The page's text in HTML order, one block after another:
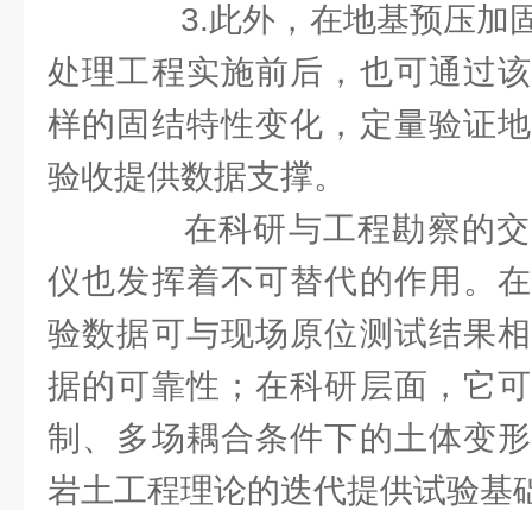
3.此外，在地基预压加
处理工程实施前后，也可通过
样的固结特性变化，定量验证
验收提供数据支撑。
在科研与工程勘察的交
仪也发挥着不可替代的作用。
验数据可与现场原位测试结果
据的可靠性；在科研层面，它
制、多场耦合条件下的土体变
岩土工程理论的迭代提供试验基